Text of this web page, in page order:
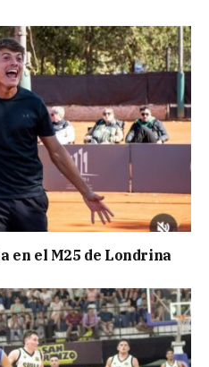
en el M25 de Londrina